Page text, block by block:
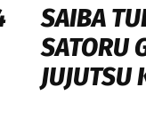
SAIBA
SATORU
JUJUTSU